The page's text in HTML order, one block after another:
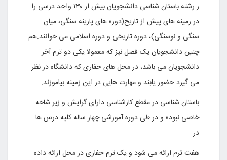
ر رشته باستان شناسی دانشجویان بیش از ۱۳۰ واحد درسی را
در زمینه های پیش از تاریخ(دوره های پارینه سنگی، میان
سنگی و نوسنگی)، دوره تاریخی و دوره اسلامی می خوانند.هم
چنین دانشجویان یک فصل نیز که معمولا یکی دو ترم آخر
دانشجویان می باشد، در محل های حفاری که دانشگاه در نظر
می گیرد حضور یابند و مهارت هایی در این زمینه بیاموزند.
باستان شناسی در مقطع کارشناسی دارای گرایش و زیر شاخه
خاصی نبوده و در طی دوره آموزشی چهار ساله کلیه درس ها
هفت ترم ارائه می شود و یک ترم حفاری در محل ارائه داده